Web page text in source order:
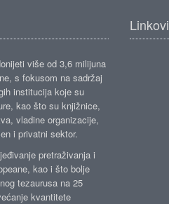
više od 3,6 milijuna
s fokusom na sadržaj
institucija koje su
kao što su knjižnice,
vladine organizacije,
i privatni sektor.
pretraživanja i
kao i što bolje
tezaurusa na 25
kvantitete
Linkovi